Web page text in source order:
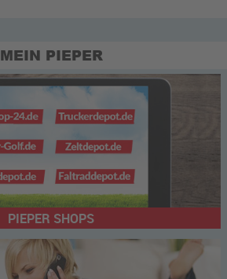
MEIN PIEPER
PIEPER SHOPS